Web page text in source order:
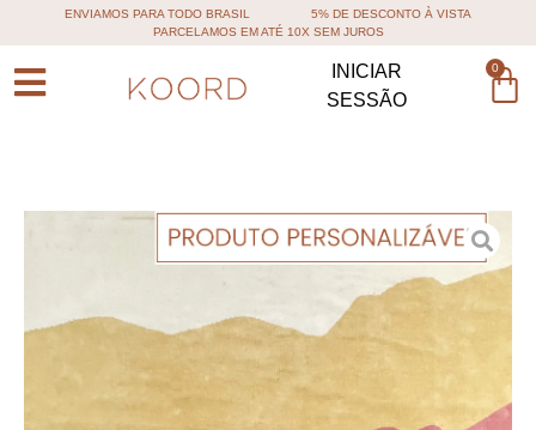
ENVIAMOS PARA TODO BRASIL
5% DE DESCONTO À VISTA
PARCELAMOS EM ATÉ 10X SEM JUROS
INICIAR
SESSÃO
0